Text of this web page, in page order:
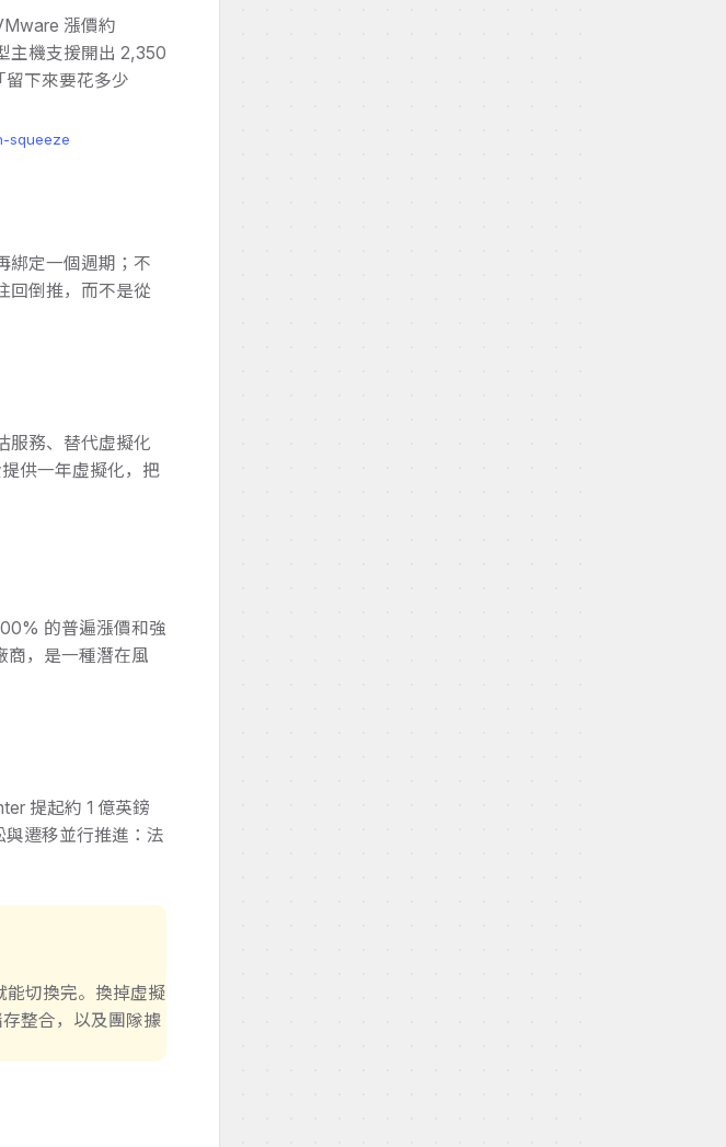
漲價約
主機支援開出 2,350
下來要花多少
squeeze
綁定一個週期；不
回倒推，而不是從
服務、替代虛擬化
供一年虛擬化，把
的普遍漲價和強
商，是一種潛在風
提起約 1 億英鎊
遷移並行推進：法
能切換完。換掉虛擬
整合，以及團隊據